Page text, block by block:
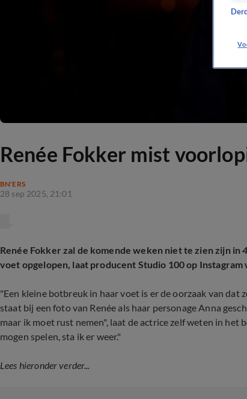
Renée Fokker mist
BN'ERS
28 sep 2025, 21:01
Renée Fokker zal de komende weken niet te zien zijn in
voet opgelopen, laat producent Studio 100 op Instagram
"Een kleine botbreuk in haar voet is er de oorzaak van dat
staat bij een foto van Renée als haar personage Anna
maar ik moet rust nemen", laat de actrice zelf weten in
mogen spelen, sta ik er weer."
Lees hieronder verder...